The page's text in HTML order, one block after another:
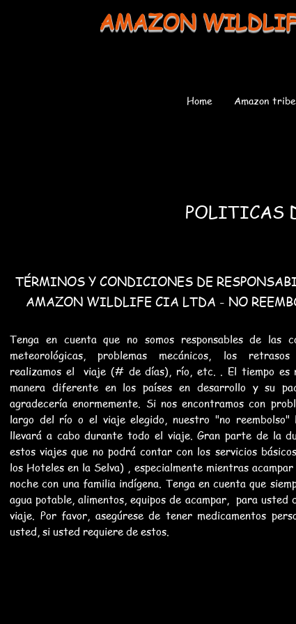
AMAZON
Home Amazon
POLITICAS
TÉRMINOS Y CONDICIONES DE
AMAZON WILDLIFE CIA LTDA - NO
Tenga en cuenta que no somos responsables de las
meteorológicas, problemas mecánicos, los
realizamos el viaje (# de días), río, etc. . El tiempo es
manera diferente en los países en desarrollo y su
agradecería enormemente. Si nos encontramos con
largo del río o el viaje elegido, nuestro "no reembolso"
llevará a cabo durante todo el viaje. Gran parte de la
estos viajes que no podrá contar con los servicios
los Hoteles en la Selva) , especialmente mientras
noche con una familia indígena. Tenga en cuenta que
agua potable, alimentos, equipos de acampar, para usted
viaje. Por favor, asegúrese de tener medicamentos
usted, si usted requiere de estos.